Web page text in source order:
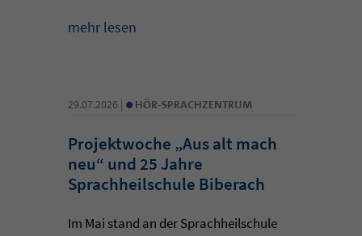
mehr lesen
29.07.2026 | • HÖR-SPRACHZENTRUM
Projektwoche „Aus alt mach
neu“ und 25 Jahre
Sprachheilschule Biberach
Im Mai stand an der Sprachheilschule